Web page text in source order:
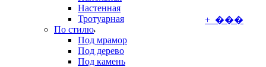
Настенная
Тротуарная
По стилю
Под мрамор
Под дерево
Под камень
+ ���